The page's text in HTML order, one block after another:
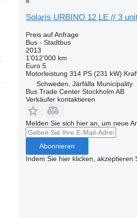
Solaris URBINO 12 LE // 3
Preis auf Anfrage
Bus - Stadtbus
2013
1’012’000 km
Euro 5
Motorleistung 314 PS (231 kW)
Schweden, Järfälla Municipality
Bus Trade Center Stockholm AB
Verkäufer kontaktieren
Melden Sie sich hier an, um neue
Abonnieren
Indem Sie hier klicken, akzeptieren